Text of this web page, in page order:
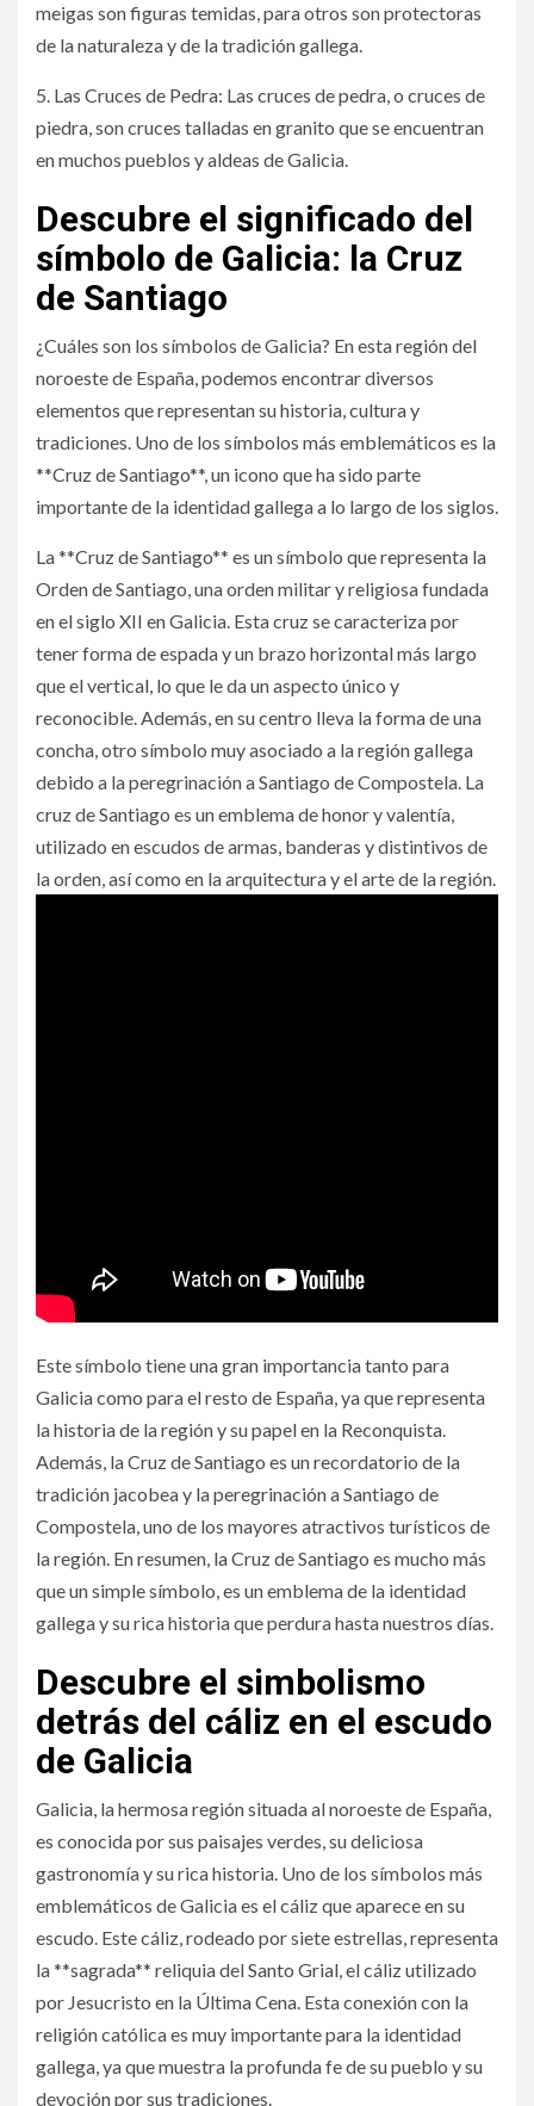
meigas son figuras temidas, para otros son protectoras
de la naturaleza y de la tradición gallega.
5. Las Cruces de Pedra: Las cruces de pedra, o cruces de
piedra, son cruces talladas en granito que se encuentran
en muchos pueblos y aldeas de Galicia.
Descubre el significado del
símbolo de Galicia: la Cruz
de Santiago
¿Cuáles son los símbolos de Galicia? En esta región del
noroeste de España, podemos encontrar diversos
elementos que representan su historia, cultura y
tradiciones. Uno de los símbolos más emblemáticos es la
**Cruz de Santiago**, un icono que ha sido parte
importante de la identidad gallega a lo largo de los siglos.
La **Cruz de Santiago** es un símbolo que representa la
Orden de Santiago, una orden militar y religiosa fundada
en el siglo XII en Galicia. Esta cruz se caracteriza por
tener forma de espada y un brazo horizontal más largo
que el vertical, lo que le da un aspecto único y
reconocible. Además, en su centro lleva la forma de una
concha, otro símbolo muy asociado a la región gallega
debido a la peregrinación a Santiago de Compostela. La
cruz de Santiago es un emblema de honor y valentía,
utilizado en escudos de armas, banderas y distintivos de
la orden, así como en la arquitectura y el arte de la región.
Este símbolo tiene una gran importancia tanto para
Galicia como para el resto de España, ya que representa
la historia de la región y su papel en la Reconquista.
Además, la Cruz de Santiago es un recordatorio de la
tradición jacobea y la peregrinación a Santiago de
Compostela, uno de los mayores atractivos turísticos de
la región. En resumen, la Cruz de Santiago es mucho más
que un simple símbolo, es un emblema de la identidad
gallega y su rica historia que perdura hasta nuestros días.
Descubre el simbolismo
detrás del cáliz en el escudo
de Galicia
Galicia, la hermosa región situada al noroeste de España,
es conocida por sus paisajes verdes, su deliciosa
gastronomía y su rica historia. Uno de los símbolos más
emblemáticos de Galicia es el cáliz que aparece en su
escudo. Este cáliz, rodeado por siete estrellas, representa
la **sagrada** reliquia del Santo Grial, el cáliz utilizado
por Jesucristo en la Última Cena. Esta conexión con la
religión católica es muy importante para la identidad
gallega, ya que muestra la profunda fe de su pueblo y su
devoción por sus tradiciones.